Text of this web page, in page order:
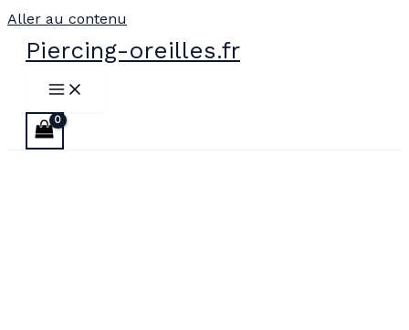
Aller au contenu
Piercing-oreilles.fr